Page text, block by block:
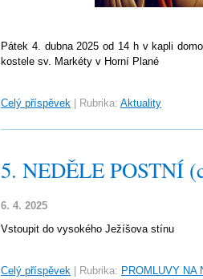
Pátek 4. dubna 2025 od 14 h v kapli
kostele sv. Markéty v Horní Plané
Celý příspěvek Rubrika: Aktuality
5. NEDĚLE POSTNÍ
6. 4. 2025
Vstoupit do vysokého Ježíšova stínu
Celý příspěvek Rubrika: PROMLUVY NA